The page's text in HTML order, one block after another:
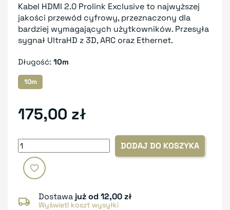
Kabel HDMI 2.0 Prolink Exclusive to najwyższej
jakości przewód cyfrowy, przeznaczony dla
bardziej wymagających użytkowników. Przesyła
sygnał UltraHD z 3D, ARC oraz Ethernet.
Długość: 10m
10m
175,00 zł
DODAJ DO KOSZYKA
Dostawa już od 12,00 zł
Wyświetl koszt wysyłki